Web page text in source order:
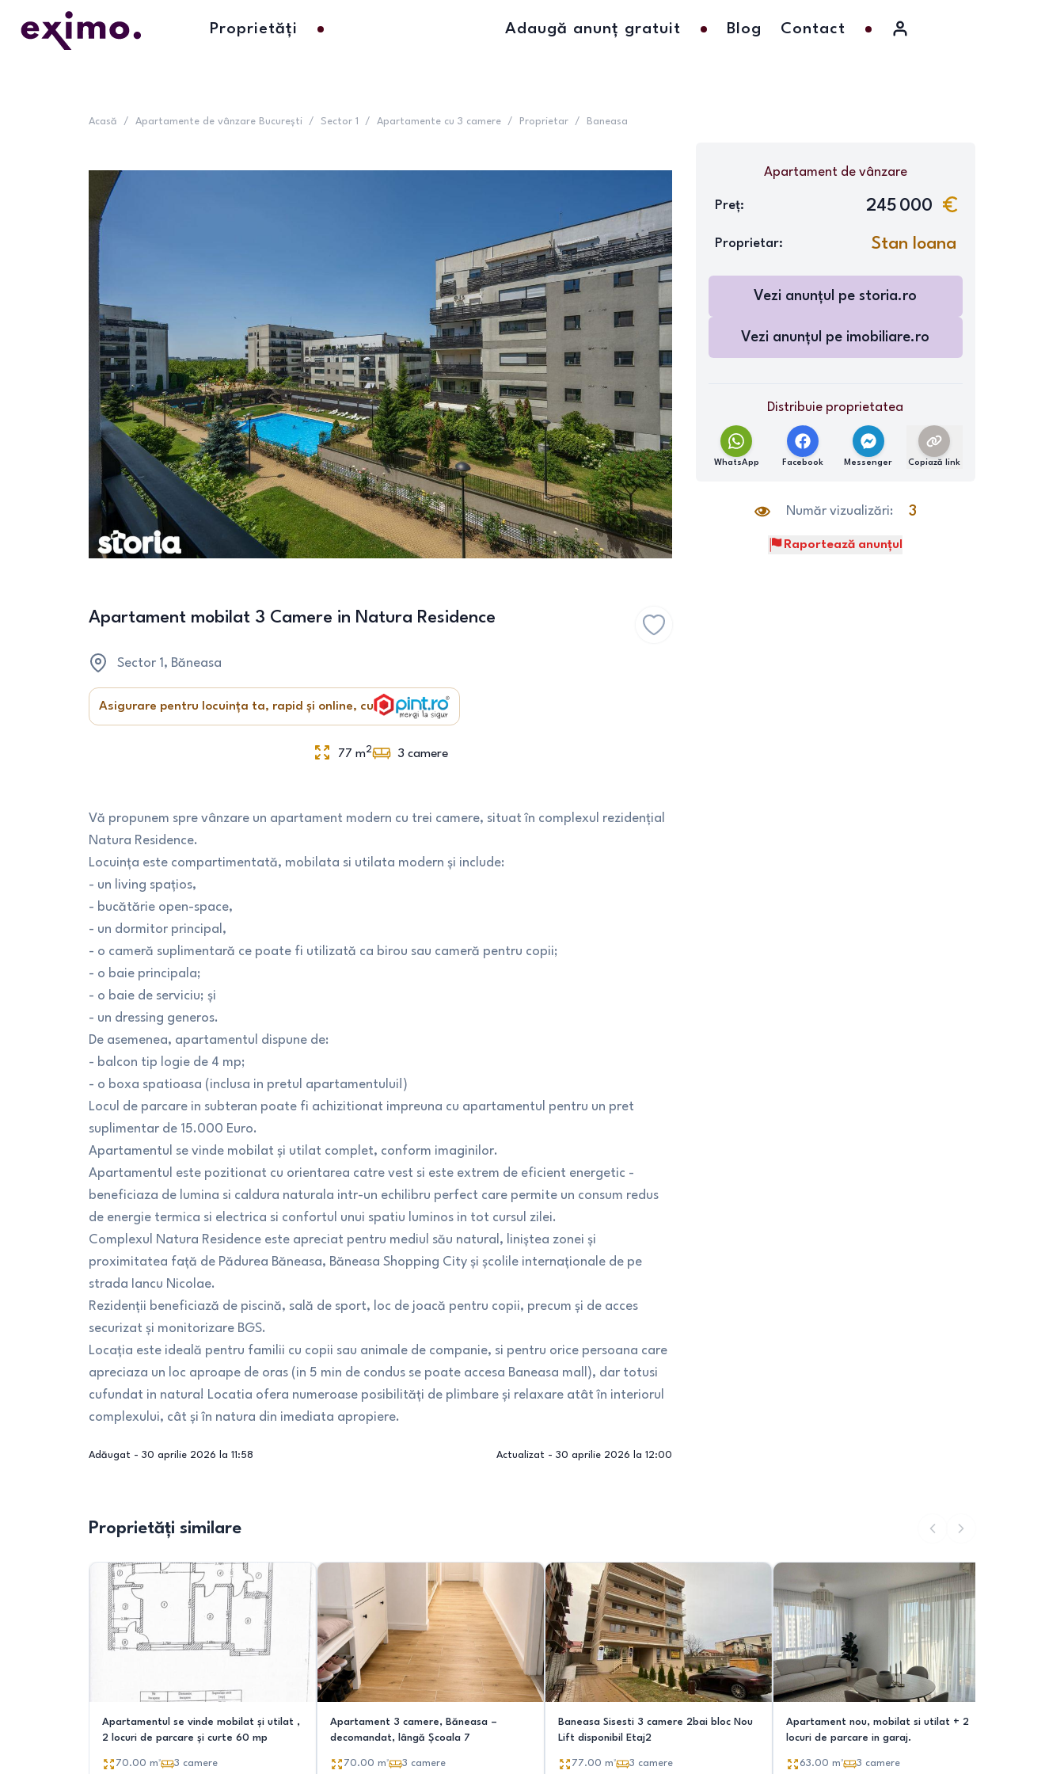
Proprietăți Adaugă anunț gratuit Blog Contact
Acasă / Apartamente de vânzare București / Sector 1 / Apartamente cu 3 camere / Proprietar / Baneasa
Apartament mobilat 3 Camere in Natura Residence
Sector 1 , Băneasa
Asigurare pentru locuința ta, rapid și online, cu
77 m2 3 camere
Vă propunem spre vânzare un apartament modern cu trei camere, situat în complexul rezidențial
Natura Residence.
Locuința este compartimentată, mobilata si utilata modern și include:
- un living spațios,
- bucătărie open-space,
- un dormitor principal,
- o cameră suplimentară ce poate fi utilizată ca birou sau cameră pentru copii;
- o baie principala;
- o baie de serviciu; și
- un dressing generos.
De asemenea, apartamentul dispune de:
- balcon tip logie de 4 mp;
- o boxa spatioasa (inclusa in pretul apartamentului!)
Locul de parcare in subteran poate fi achizitionat impreuna cu apartamentul pentru un pret
suplimentar de 15.000 Euro.
Apartamentul se vinde mobilat și utilat complet, conform imaginilor.
Apartamentul este pozitionat cu orientarea catre vest si este extrem de eficient energetic -
beneficiaza de lumina si caldura naturala intr-un echilibru perfect care permite un consum redus
de energie termica si electrica si confortul unui spatiu luminos in tot cursul zilei.
Complexul Natura Residence este apreciat pentru mediul său natural, liniștea zonei și
proximitatea față de Pădurea Băneasa, Băneasa Shopping City și școlile internaționale de pe
strada Iancu Nicolae.
Rezidenții beneficiază de piscină, sală de sport, loc de joacă pentru copii, precum și de acces
securizat și monitorizare BGS.
Locația este ideală pentru familii cu copii sau animale de companie, si pentru orice persoana care
apreciaza un loc aproape de oras (in 5 min de condus se poate accesa Baneasa mall), dar totusi
cufundat in natura! Locatia ofera numeroase posibilități de plimbare și relaxare atât în interiorul
complexului, cât și în natura din imediata apropiere.
Adăugat - 30 aprilie 2026 la 11:58 Actualizat - 30 aprilie 2026 la 12:00
Apartamentde vânzare
Preț: 245 000
Proprietar: Stan Ioana
Vezi anunțul pestoria.ro
Vezi anunțul pe imobiliare.ro
Distribuie proprietatea
WhatsApp Facebook Messenger Copiază link
Număr vizualizări: 3
Raportează anunțul
Proprietăți similare
Apartamentul se vinde mobilat și utilat ,
2 locuri de parcare și curte 60 mp
70.00 m² 3 camere
Apartament 3 camere, Băneasa –
decomandat, lângă Școala 7
70.00 m² 3 camere
Baneasa Sisesti 3 camere 2bai bloc Nou
Lift disponibil Etaj2
77.00 m² 3 camere
Apartament nou, mobilat si utilat + 2
locuri de parcare in garaj.
63.00 m² 3 camere